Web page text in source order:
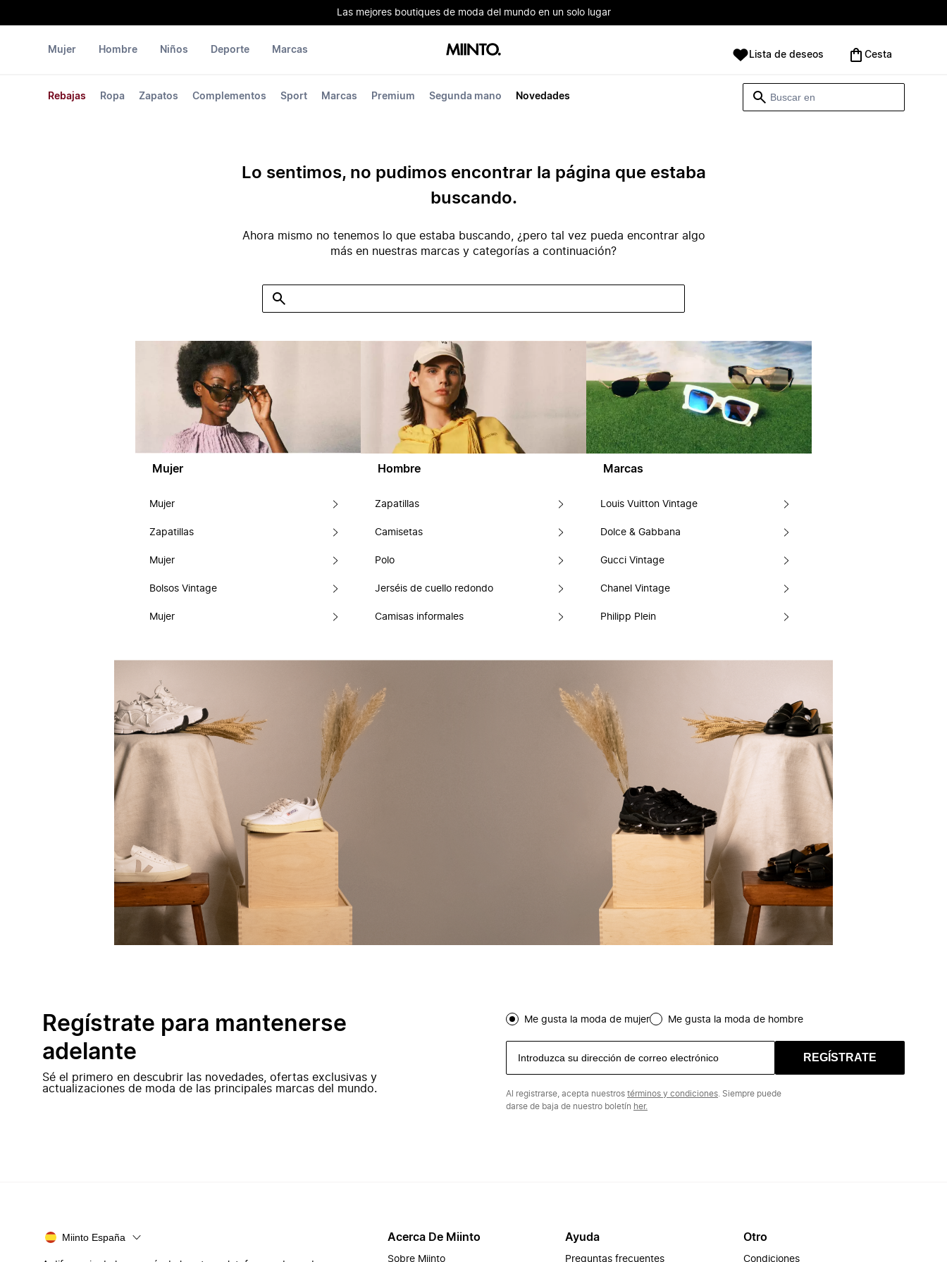
Las mejores boutiques de moda del mundo en un solo lugar
Mujer
Rebajas Ropa Zapatos Complementos Sport Marcas Premium Segunda mano Novedades
Hombre Niños Deporte Marcas Lista de deseos Cesta
Lo sentimos, no pudimos encontrar la página que estaba
buscando.
Ahora mismo no tenemos lo que estaba buscando, ¿pero tal vez pueda encontrar algo
más en nuestras marcas y categorías a continuación?
Mujer
Mujer
Zapatillas
Mujer
Bolsos Vintage
Mujer
Hombre
Zapatillas
Camisetas
Polo
Jerséis de cuello redondo
Camisas informales
Marcas
Louis Vuitton Vintage
Dolce & Gabbana
Gucci Vintage
Chanel Vintage
Philipp Plein
Regístrate para mantenerse
adelante
Sé el primero en descubrir las novedades, ofertas exclusivas y
actualizaciones de moda de las principales marcas del mundo.
Me gusta la moda de mujer Me gusta la moda de hombre
REGÍSTRATE
Al registrarse, acepta nuestros términos y condiciones . Siempre puede
darse de baja de nuestro boletín her.
Miinto España Acerca De Miinto
Sobre Miinto
Ayuda
Preguntas frecuentes
Otro
Condiciones